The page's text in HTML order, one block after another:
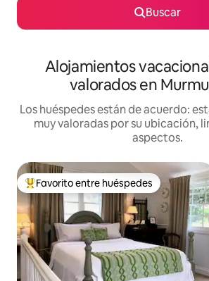
Buscar
Alojamientos
valorados en
Los huéspedes están de acuerdo:
muy valoradas por su ubicación,
aspectos.
Favorito entre huéspedes preferido
Favorito entre huéspedes